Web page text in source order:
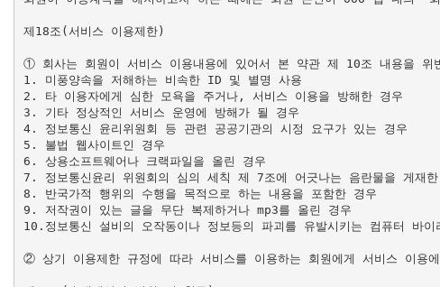
제18조(서비스 이용제한)
① 회사는 회원이 서비스 이용내용에 있어서 본 약관 제 10조 내용을
1. 미풍양속을 저해하는 비속한 ID 및 별명 사용
2. 타 이용자에게 심한 모욕을 주거나, 서비스 이용을 방해한 경우
3. 기타 정상적인 서비스 운영에 방해가 될 경우
4. 정보통신 윤리위원회 등 관련 공공기관의 시정 요구가 있는 경우
5. 불법 웹사이트인 경우
6. 상용소프트웨어나 크랙파일을 올린 경우
7. 정보통신윤리 위원회의 심의 세칙 제 7조에 어긋나는 음란물을 게재
8. 반국가적 행위의 수행을 목적으로 하는 내용을 포함한 경우
9. 저작권이 있는 글을 무단 복제하거나 mp3를 올린 경우
10.정보통신 설비의 오작동이나 정보등의 파괴를 유발시키는 컴퓨터 바
② 상기 이용제한 규정에 따라 서비스를 이용하는 회원에게 서비스 이